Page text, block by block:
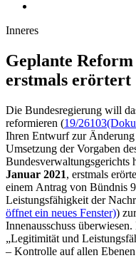
Inneres
Geplante Reform
erstmals erörtert
Die Bundesregierung will
reformieren (19/26103
Ihren Entwurf zur
Umsetzung der Vorgaben
Bundesverwaltungsgerichts
Januar 2021, erstmals
einem Antrag von Bündnis
Leistungsfähigkeit der
öffnet ein neues Fenster))
Innenausschuss
„Legitimität und
– Kontrolle auf allen